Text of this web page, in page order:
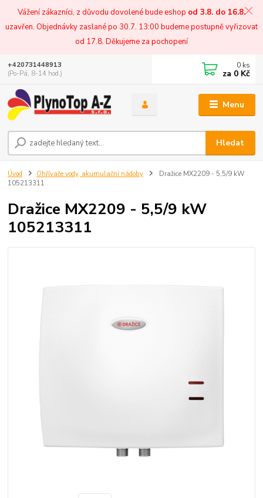
Vážení zákazníci, z důvodu dovolené bude eshop od 3.8. do 16.8.
uzavřen. Objednávky zaslané po 30.7. 13:00 budeme postupně vyřizovat
od 17.8. Děkujeme za pochopení
Menu
Hledat
+420731448913
(Po-Pá, 8-14 hod.)
0 ks
za 0 Kč
Úvod Ohřívače vody, akumulační nádoby
Dražice MX2209 - 5,5/9 kW
105213311
Dražice MX2209 - 5,5/9 kW
105213311